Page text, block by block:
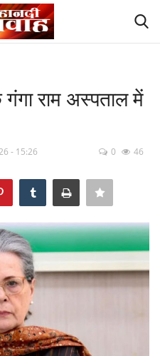
गंगा राम अस्पताल में
- 15:26 0 46